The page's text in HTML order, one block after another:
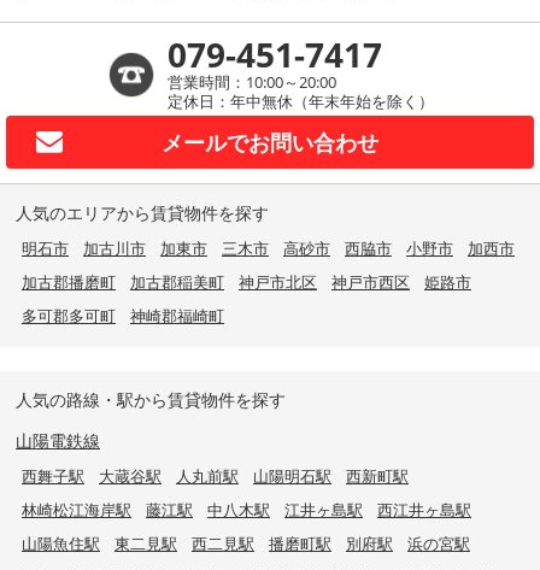
079-451-7417
営業時間：10:00～20:00
定休日：年中無休（年末年始を除く）
メールでお問い合わせ
人気のエリアから賃貸物件を探す
明石市 加古川市 加東市 三木市 高砂市 西脇市 小野市
加西市
加古郡播磨町
加古郡稲美町 神戸市北区 神戸市西区
姫路市
多可郡多可町
神崎郡福崎町
人気の路線・駅から賃貸物件を探す
山陽電鉄線
西舞子駅 大蔵谷駅 人丸前駅 山陽明石駅
西新町駅
林崎松江海岸駅
藤江駅 中八木駅 江井ヶ島駅
西江井ヶ島駅
山陽魚住駅
東二見駅 西二見駅 播磨町駅 別府駅
浜の宮駅